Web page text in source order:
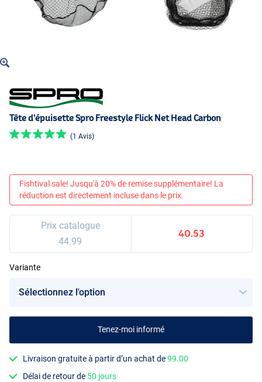
Tête d'épuisette Spro Freestyle Flick Net Head Carbon
(1 Avis)
Fishtival sale! Jusqu'à 20% de remise supplémentaire! La
réduction est directement incluse dans le prix.
Prix catalogue
44.99
40.53
Variante
Tenez-moi informé
Livraison gratuite à partir d’un achat de99.00
Délai de retour de 50 jours